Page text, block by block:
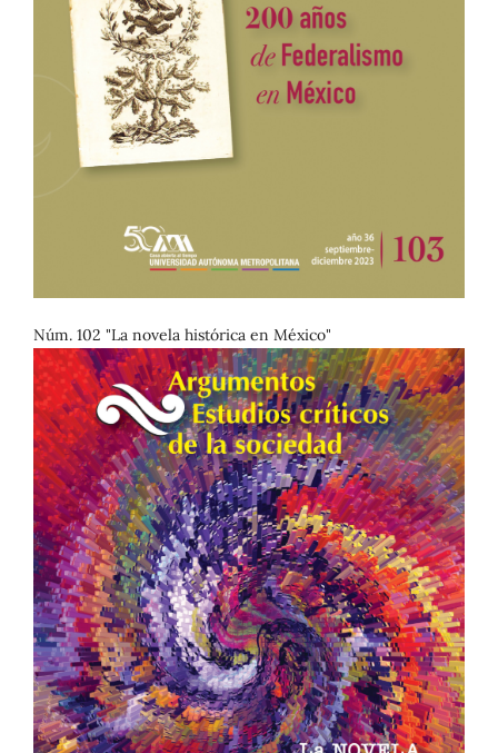
Núm. 102 "La novela histórica en México"